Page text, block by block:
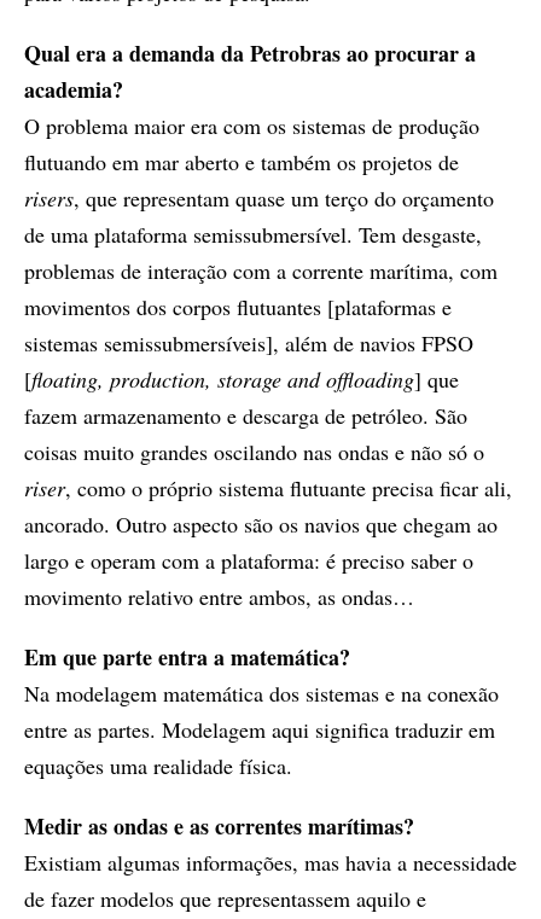
Qual era a demanda da Petrobras ao procurar a
academia?
O problema maior era com os sistemas de produção
flutuando em mar aberto e também os projetos de
risers, que representam quase um terço do orçamento
de uma plataforma semissubmersível. Tem desgaste,
problemas de interação com a corrente marítima, com
movimentos dos corpos flutuantes [plataformas e
sistemas semissubmersíveis], além de navios FPSO
[floating, production, storage and offloading] que
fazem armazenamento e descarga de petróleo. São
coisas muito grandes oscilando nas ondas e não só o
riser, como o próprio sistema flutuante precisa ficar ali,
ancorado. Outro aspecto são os navios que chegam ao
largo e operam com a plataforma: é preciso saber o
movimento relativo entre ambos, as ondas…
Em que parte entra a matemática?
Na modelagem matemática dos sistemas e na conexão
entre as partes. Modelagem aqui significa traduzir em
equações uma realidade física.
Medir as ondas e as correntes marítimas?
Existiam algumas informações, mas havia a necessidade
de fazer modelos que representassem aquilo e